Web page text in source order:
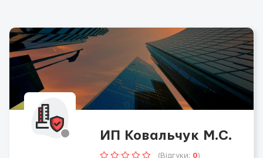
ИП Ковальчук М.С.
(Відгуки: 0)